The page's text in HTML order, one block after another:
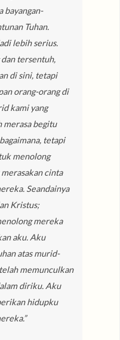
bayangan-
Tuhan.
lebih serius.
tersentuh,
di sini, tetapi
orang-orang di
kami yang
merasa begitu
tetapi
menolong
cinta
Seandainya
Kristus;
mereka
aku. Aku
atas murid-
memunculkan
diriku. Aku
hidupku